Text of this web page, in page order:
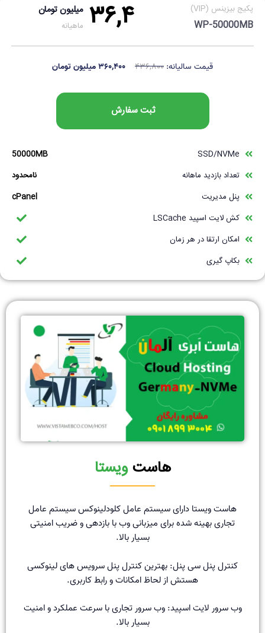
پکیج بیزینس (VIP)
WP-50000MB ۳۶,۴ میلیون تومان
ماهیانه
قیمت سالیانه: ۴۳۶,۸۰۰ ۳۶۰,۴۰۰ میلیون تومان
ثبت سفارش
SSD/NVMe
تعداد بازدید ماهانه
پنل مدیریت
کش لایت اسپید LSCache
امکان ارتقا در هر زمان
بکاپ گیری
50000MB
نامحدود
cPanel
هاستویستا
هاست ویستا دارای سیستم عامل کلودلینوکس سیستم عامل
تجاری بهینه شده برای میزبانی وب با بازدهی و ضریب امنیتی
بسیار بالا.
کنترل پنل سی پنل: بهترین کنترل پنل سرویس های لینوکسی
هستش از لحاظ امکانات و رابط کاربری.
وب سرور لایت اسپید: وب سرور تجاری با سرعت عملکرد و امنیت
بسیار بالا.